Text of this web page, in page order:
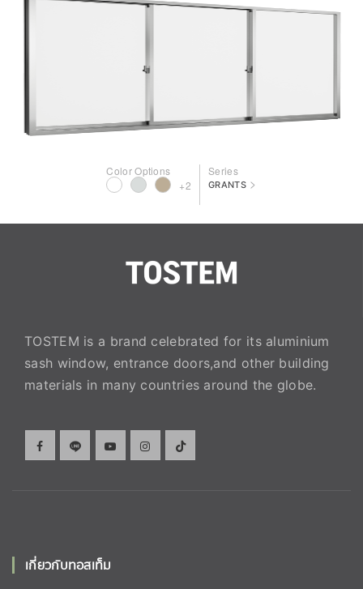
Color Options
+2
Series
GRANTS >
TOSTEM is a brand celebrated for its aluminium
sash window, entrance doors,and other building
materials in many countries around the globe.
เกี่ยวกับทอสเท็ม